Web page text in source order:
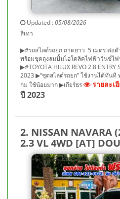
Updated :05/08/2026
สีเทา
▶#รถสไลด์รถยก ถาดยาว 5 เมตร ต่อ
พร้อมชุดถุงลมปั้มไฮโดลิคไฟฟ้าวินช์ไฟ
▶#TOYOTA HILUX REVO 2.8
2023 ▶“ชุดสไลด์รถยก” ใช้งานได้ทันที
กม ใช้น้อยมาก ▶เกียร์ธร
รายละเ
ปี 2023
2. NISSAN NAVARA
2.3 VL 4WD [AT]